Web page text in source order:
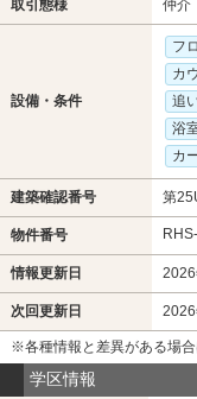
取引態様 仲介
設備・条件
フ
カ
追
浴
カ
建築確認番号 第
物件番号
情報更新日
次回更新日
※各種情報と差異がある場
学区情報